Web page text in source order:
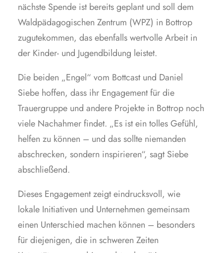
nächste Spende ist bereits geplant und soll dem
Waldpädagogischen Zentrum (WPZ) in Bottrop
zugutekommen, das ebenfalls wertvolle Arbeit in
der Kinder- und Jugendbildung leistet.
Die beiden „Engel“ vom Bottcast und Daniel
Siebe hoffen, dass ihr Engagement für die
Trauergruppe und andere Projekte in Bottrop noch
viele Nachahmer findet. „Es ist ein tolles Gefühl,
helfen zu können – und das sollte niemanden
abschrecken, sondern inspirieren“, sagt Siebe
abschließend.
Dieses Engagement zeigt eindrucksvoll, wie
lokale Initiativen und Unternehmen gemeinsam
einen Unterschied machen können – besonders
für diejenigen, die in schweren Zeiten